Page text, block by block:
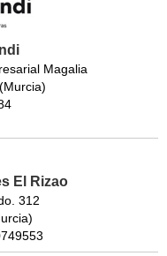
Magalia
El Rizao
312